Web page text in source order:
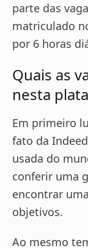
parte das
matriculado
por 6 horas
Quais as
nesta
Em primeiro
fato da
usada do
conferir uma
encontrar
objetivos.
Ao mesmo